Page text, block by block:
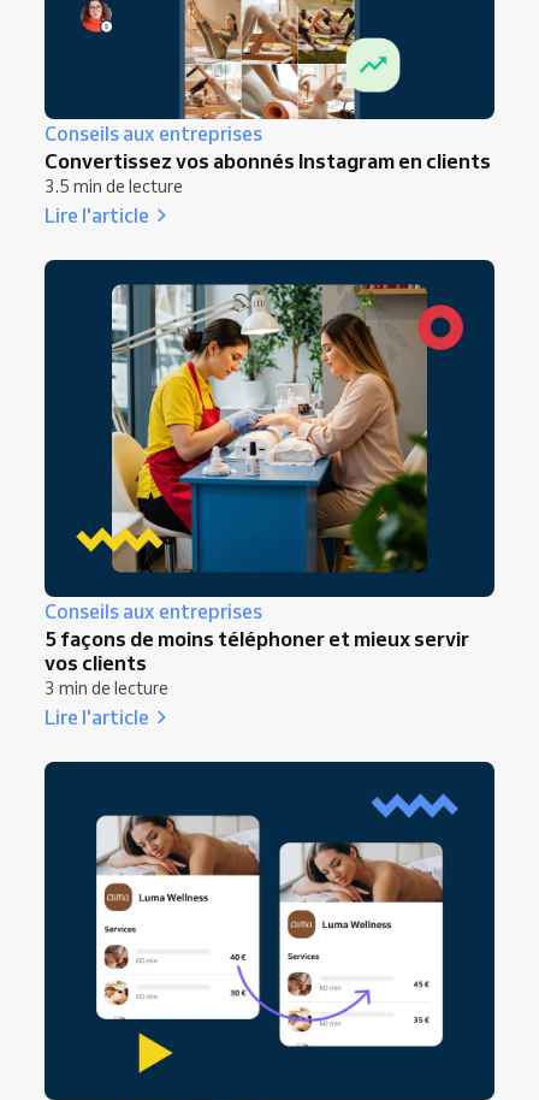
encourager la recommandation).
revente, et stimulez le bouche-à-oreille.
Conseils aux entreprises
Convertissez vos abonnés Instagram en clients
3.5 min de lecture
Lire l'article
Conseils aux entreprises
5 façons de moins téléphoner et mieux servir
vos clients
3 min de lecture
Lire l'article